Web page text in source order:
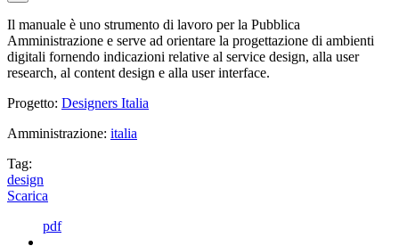
Il manuale è uno strumento di lavoro per la Pubblica
Amministrazione e serve ad orientare la progettazione di ambienti
digitali fornendo indicazioni relative al service design, alla user
research, al content design e alla user interface.
Progetto: Designers Italia
Amministrazione: italia
Tag:
design
Scarica
pdf